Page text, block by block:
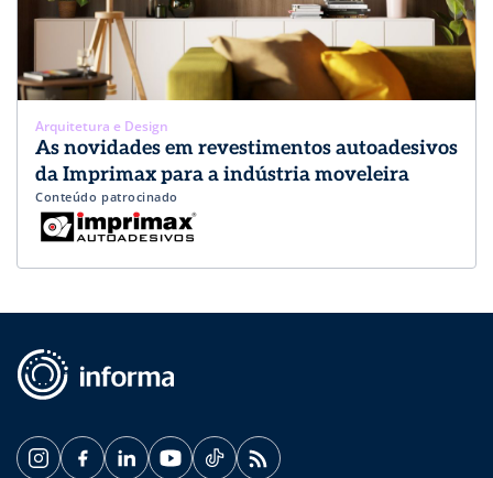
Arquitetura e Design
As novidades em revestimentos autoadesivos
da Imprimax para a indústria moveleira
Conteúdo patrocinado